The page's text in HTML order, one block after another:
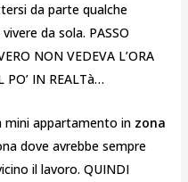
da parte qualche
da sola. PASSO
NON VEDEVA L’ORA
PO’ IN REALTà…
mini appartamento inzona
dove avrebbe sempre
il lavoro. QUINDI